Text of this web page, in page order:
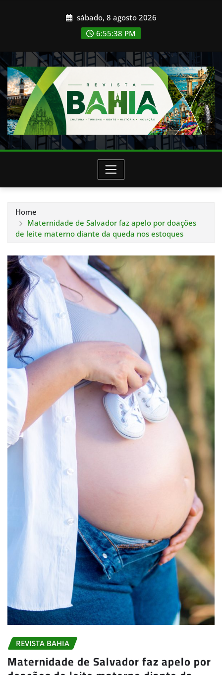
sábado, 8 agosto 2026
6:55:41 PM
Home
Maternidade de Salvador faz apelo por doações
de leite materno diante da queda nos estoques
REVISTA BAHIA
Maternidade de Salvador faz apelo por